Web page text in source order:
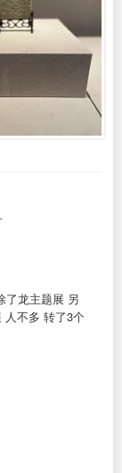
了龙主题展 另
人不多 转了3个